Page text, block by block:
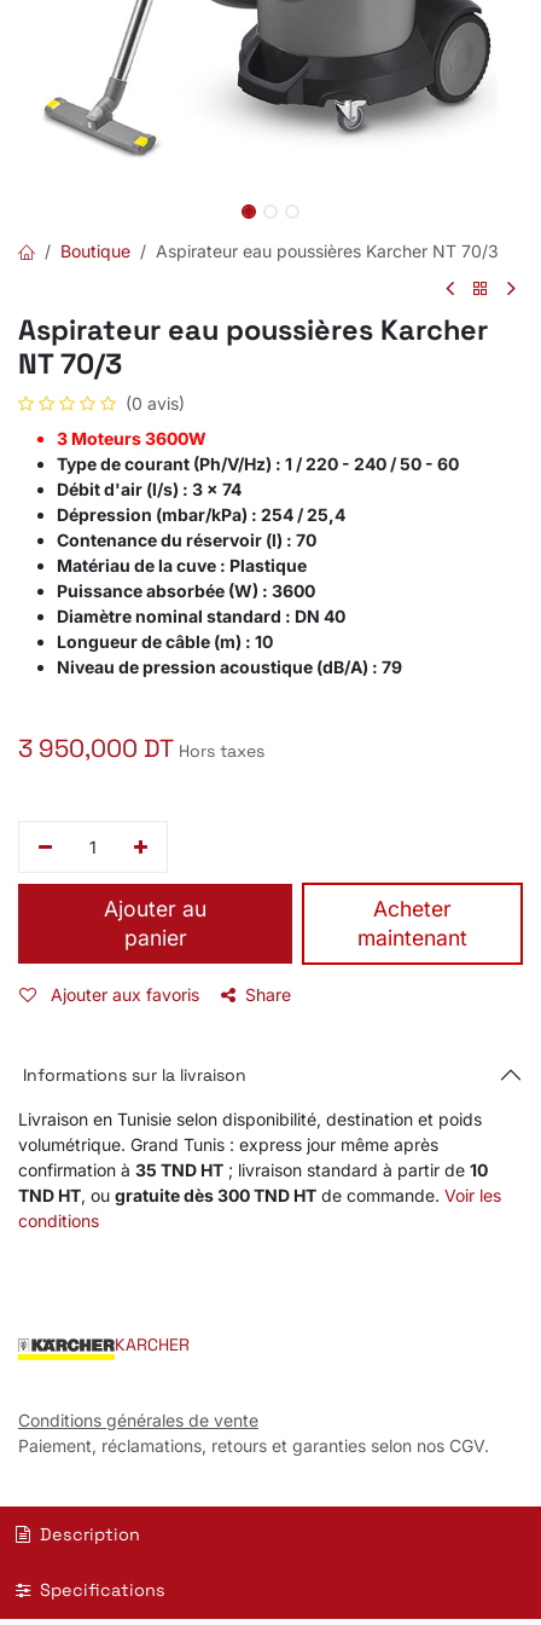
Boutique Aspirateur eau poussières Karcher NT 70/3
Aspirateur eau poussières Karcher
NT 70/3
(0 avis)
3 Moteurs 3600W
Type de courant (Ph/V/Hz) : 1 / 220 - 240 / 50 - 60
Débit d'air (l/s) : 3 x 74
Dépression (mbar/kPa) : 254 / 25,4
Contenance du réservoir (l) : 70
Matériau de la cuve : Plastique
Puissance absorbée (W) : 3600
Diamètre nominal standard : DN 40
Longueur de câble (m) : 10
Niveau de pression acoustique (dB/A) : 79
3 950,000 DT Hors taxes
Ajouter au
panier
​Acheter
maintenant
Ajouter aux favoris Share
Informations sur la livraison
Livraison en Tunisie selon disponibilité, destination et poids
volumétrique. Grand Tunis : express jour même après
confirmation à 35 TND HT ; livraison standard à partir de 10
TND HT, ou gratuite dès 300 TND HT de commande. Voir les
conditions
KARCHER
Conditions générales de vente
Paiement, réclamations, retours et garanties selon nos CGV.
Description
Specifications